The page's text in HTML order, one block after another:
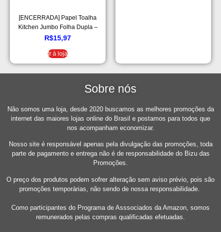
[ENCERRADA] Papel Toalha
Kitchen Jumbo Folha Dupla –
Pack com 3 rolos de 180
R$15,97
Ir à loja
Sobre nós
Não somos uma loja, desde 2020 buscamos as melhores promoções da
internet das maiores lojas online do Brasil e postamos para todos que
nos acompanham economizar.
Nosso site é responsável apenas pela divulgação das promoções, toda
parte de pagamento e entrega não é de responsabilidade do Bizu das
Promoções.
O preço dos produtos podem sofrer alteração sem aviso prévio, pois são
promoções temporárias, não sendo de nossa responsabilidade.
Como participantes do Programa de Asssociados da Amazon, somos
remunerados pelas compras qualificadas efetuadas.